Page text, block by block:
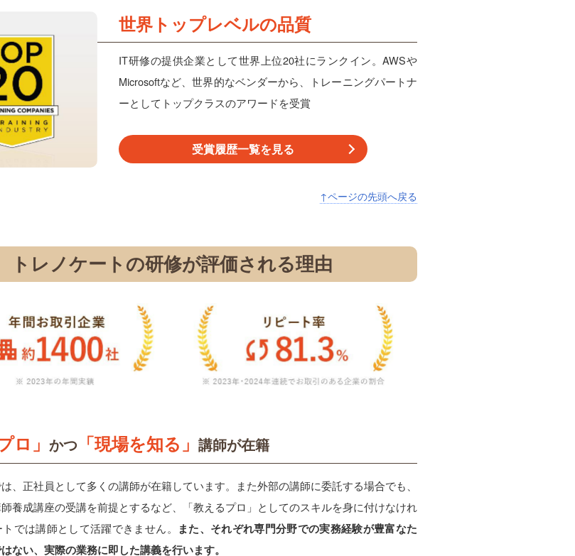
世界トップレベルの品質
IT研修の提供企業として世界上位20社にランクイン。AWSや
Microsoftなど、世界的なベンダーから、トレーニングパートナ
ーとしてトップクラスのアワードを受賞
受賞履歴一覧を見る
↑ページの先頭へ戻る
トレノケートの研修が評価される理由
ロ」 かつ 「現場を知る」 講師が在籍
、正社員として多くの講師が在籍しています。また外部の講師に委託する場合でも、
養成講座の受講を前提とするなど、「教えるプロ」としてのスキルを身に付けなけれ
では講師として活躍できません。
また、それぞれ専門分野での実務経験が豊富なた
ない、実際の業務に即した講義を行います。